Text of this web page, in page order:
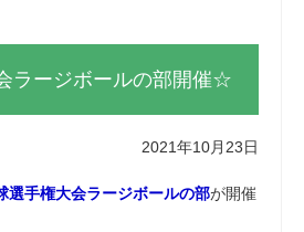
ラージボールの部開催☆
2021年10月23日
選手権大会ラージボールの部が開催